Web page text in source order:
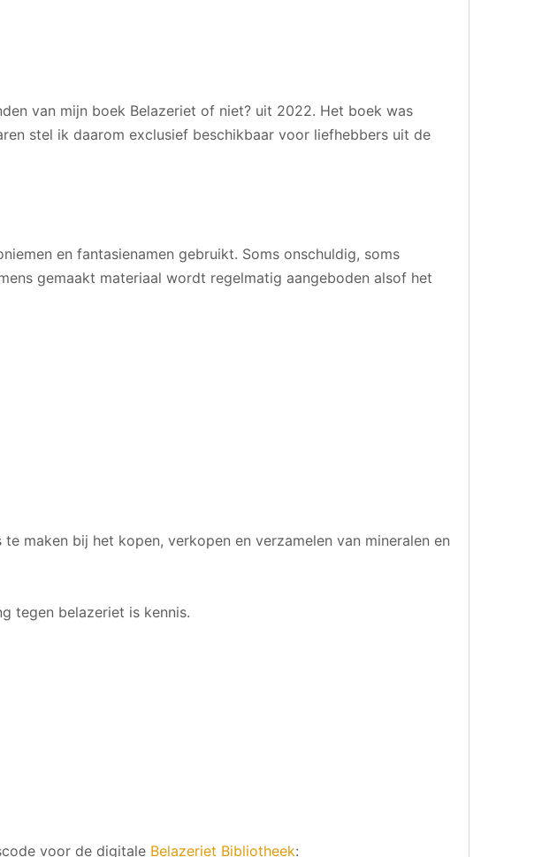
van mijn boek Belazeriet of niet? uit 2022. Het boek was
stel ik daarom exclusief beschikbaar voor liefhebbers uit de
en fantasienamen gebruikt. Soms onschuldig, soms
gemaakt materiaal wordt regelmatig aangeboden alsof het
maken bij het kopen, verkopen en verzamelen van mineralen en
tegen belazeriet is kennis.
voor de digitale Belazeriet Bibliotheek: